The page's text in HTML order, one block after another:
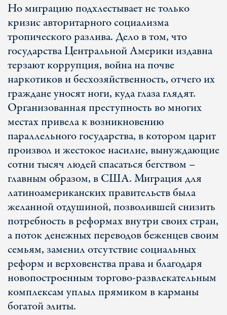
Но миграцию подхлестывает не только
кризис авторитарного социализма
тропического разлива. Дело в том, что
государства Центральной Америки издавна
терзают коррупция, война на почве
наркотиков и бесхозяйственность, отчего их
граждане уносят ноги, куда глаза глядят.
Организованная преступность во многих
местах привела к возникновению
параллельного государства, в котором царит
произвол и жестокое насилие, вынуждающие
сотни тысяч людей спасаться бегством –
главным образом, в США. Миграция для
латиноамериканских правительств была
желанной отдушиной, позволившей снизить
потребность в реформах внутри своих стран,
а поток денежных переводов беженцев своим
семьям, заменил отсутствие социальных
реформ и верховенства права и благодаря
новопостроенным торгово-развлекательным
комплексам уплыл прямиком в карманы
богатой элиты.